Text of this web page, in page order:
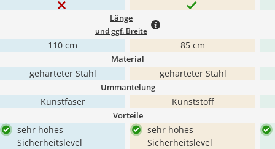
Länge
und ggf. Breite
110 cm 85 cm
Material
gehärteter Stahl gehärteter Stahl
Ummantelung
Kunstfaser Kunststoff
Vorteile
sehr hohes
Sicherheitslevel
sehr hohes
Sicherheitslevel